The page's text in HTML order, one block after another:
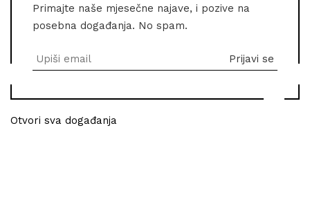
Primajte naše mjesečne najave, i pozive na
posebna događanja. No spam.
Otvori sva događanja